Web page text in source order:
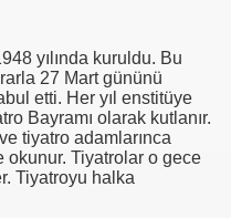
yılında kuruldu. Bu
27 Mart gününü
etti. Her yıl enstitüye
Bayramı olarak kutlanır.
tiyatro adamlarınca
okunur. Tiyatrolar o gece
Tiyatroyu halka